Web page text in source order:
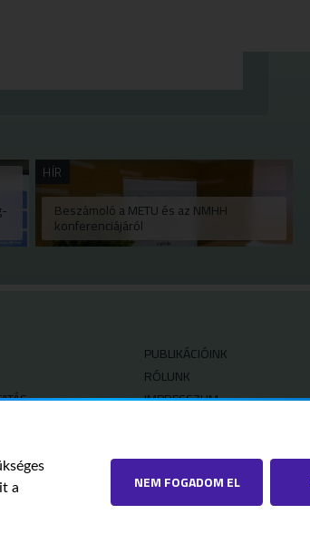
HÍR
Beszámoló a METU és az NMHH
konferenciájáról
a
NEM FOGADOM EL
PUBLIKÁCIÓINK
RÓLUNK
IMPRESSZUM